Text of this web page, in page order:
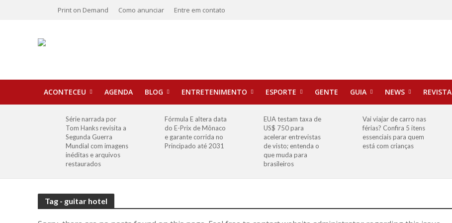
Print on Demand Como anunciar Entre em contato
ACONTECEU AGENDA BLOG ENTRETENIMENTO ESPORTE GENTE GUIA NEWS REVISTA
Série narrada por
Tom Hanks revisita a
Segunda Guerra
Mundial com imagens
inéditas e arquivos
restaurados
Fórmula E altera data
do E-Prix de Mônaco
e garante corrida no
Principado até 2031
EUA testam taxa de
US$ 750 para
acelerar entrevistas
de visto; entenda o
que muda para
brasileiros
Vai viajar de carro nas
férias? Confira 5 itens
essenciais para quem
está com crianças
Tag - guitar hotel